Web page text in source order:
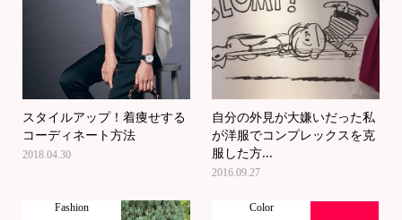
スタイルアップ！着痩せする
コーディネート方法
2018.04.30
自分の外見が大嫌いだった私
が洋服でコンプレックスを克
服した方...
2016.09.27
Fashion Color